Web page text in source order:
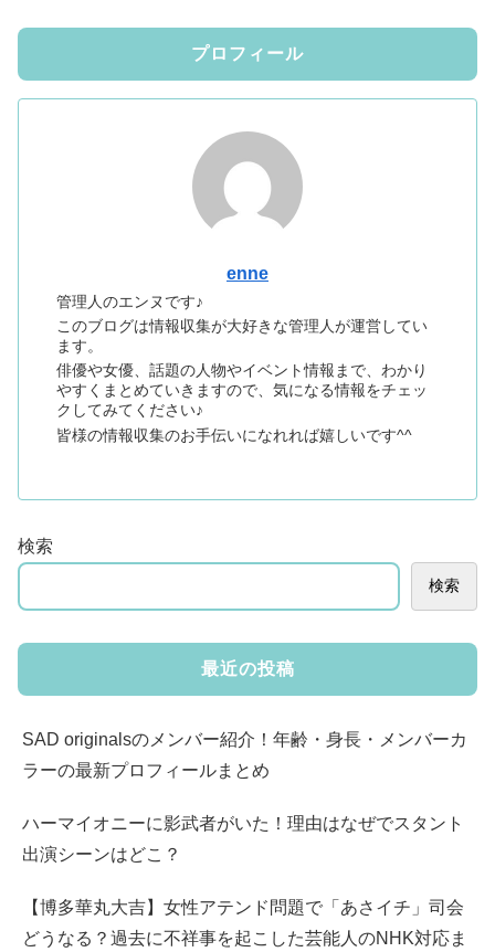
プロフィール
enne
管理人のエンヌです♪
このブログは情報収集が大好きな管理人が運営してい
ます。
俳優や女優、話題の人物やイベント情報まで、わかり
やすくまとめていきますので、気になる情報をチェッ
クしてみてください♪
皆様の情報収集のお手伝いになれれば嬉しいです^^
検索
検索
最近の投稿
SAD originalsのメンバー紹介！年齢・身長・メンバーカ
ラーの最新プロフィールまとめ
ハーマイオニーに影武者がいた！理由はなぜでスタント
出演シーンはどこ？
【博多華丸大吉】女性アテンド問題で「あさイチ」司会
どうなる？過去に不祥事を起こした芸能人のNHK対応ま